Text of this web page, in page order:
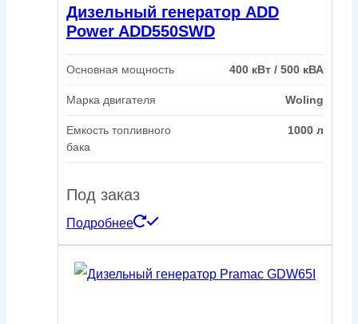
Дизельный генератор ADD
Power ADD550SWD
Основная мощность 400 кВт / 500 кВА
Марка двигателя Woling
Емкость топливного
бака
1000 л
Под заказ
Подробнее